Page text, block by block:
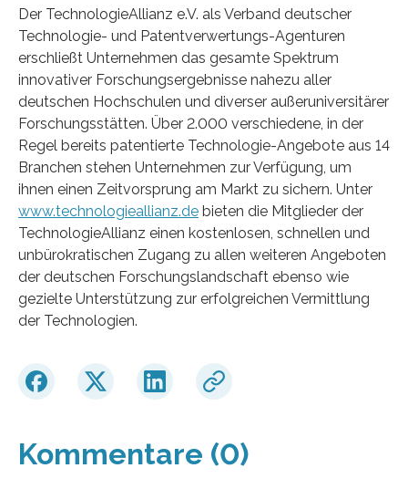
Der TechnologieAllianz e.V. als Verband deutscher
Technologie- und Patentverwertungs-Agenturen
erschließt Unternehmen das gesamte Spektrum
innovativer Forschungsergebnisse nahezu aller
deutschen Hochschulen und diverser außeruniversitärer
Forschungsstätten. Über 2.000 verschiedene, in der
Regel bereits patentierte Technologie-Angebote aus 14
Branchen stehen Unternehmen zur Verfügung, um
ihnen einen Zeitvorsprung am Markt zu sichern. Unter
www.technologieallianz.de bieten die Mitglieder der
TechnologieAllianz einen kostenlosen, schnellen und
unbürokratischen Zugang zu allen weiteren Angeboten
der deutschen Forschungslandschaft ebenso wie
gezielte Unterstützung zur erfolgreichen Vermittlung
der Technologien.
Kommentare (0)